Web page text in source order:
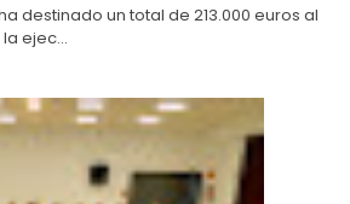
destinado un total de 213.000 euros al
ejec...